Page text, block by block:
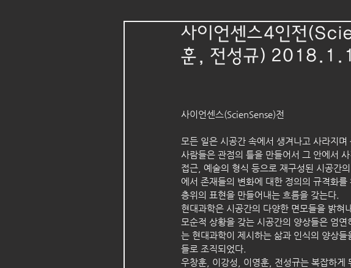
사이언센스4인전
훈, 전성규)
사이언센스(ScienSense)전
모든 일은 시공간 속에서 생겨나고 사라지
사람들은 관점의 틀을 만들어서 그 안에서
접근, 예술의 형식 등으로 재구성된 시공간
에서 존재들의 변화에 대한 정의의 규격화
층위의 표현을 만들어내는 흐름을 갖는다.
현대과학은 시공간의 다양한 면모들을 밝
모순적 상황을 갖는 시공간의 양상들은 엄
는 현대과학이 제시하는 삶과 인식의 양상
들로 조직되었다.
우창훈, 이강성, 이영훈, 전성규는 복잡하게